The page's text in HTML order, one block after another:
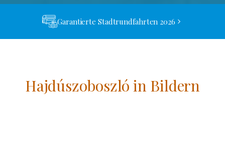
Garantierte Stadtrundfahrten 2026
Hajdúszoboszló in Bildern